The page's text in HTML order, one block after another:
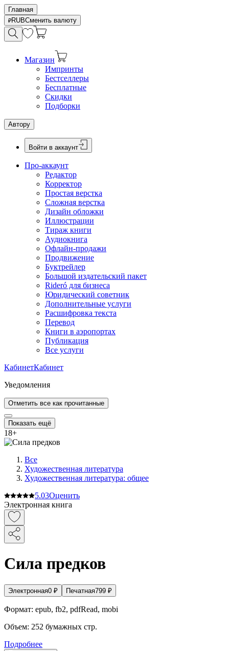
Главная
RUBСменить валюту
Магазин
Импринты
Бестселлеры
Бесплатные
Скидки
Подборки
Автору
Войти в аккаунт
Про-аккаунт
Редактор
Корректор
Простая верстка
Сложная верстка
Дизайн обложки
Иллюстрации
Тираж книги
Аудиокнига
Офлайн-продажи
Продвижение
Буктрейлер
Большой издательский пакет
Rideró для бизнеса
Юридический советник
Дополнительные услуги
Расшифровка текста
Перевод
Книги в аэропортах
Публикация
Все услуги
КабинетКабинет
Уведомления
Отметить все как прочитанные
Показать ещё
18+
Все
Художественная литература
Художественная литература: общее
5.03Оценить
Электронная книга
Сила предков
Электронная0 ₽ Печатная799 ₽
Формат: epub, fb2, pdfRead, mobi
Объем: 252 бумажных стр.
Подробнее